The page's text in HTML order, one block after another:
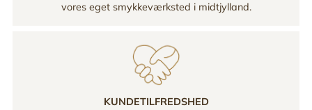
vores eget smykkeværksted i midtjylland.
KUNDETILFREDSHED